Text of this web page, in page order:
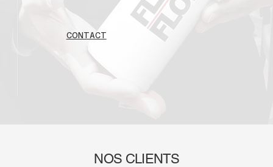
CONTACT
NOS CLIENTS